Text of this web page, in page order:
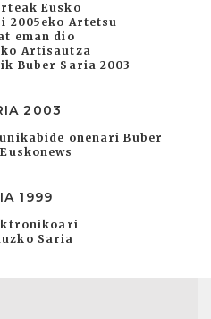
Eusko
2005eko Artetsu
eman dio
Artisautza
Buber Saria 2003
2003
onenari Buber
1999
Saria